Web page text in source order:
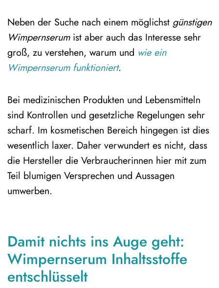
Neben der Suche nach einem möglichst günstigen
Wimpernserumist aber auch das Interesse sehr
groß, zu verstehen, warum und wie ein
Wimpernserum funktioniert.
Bei medizinischen Produkten und Lebensmitteln
sind Kontrollen und gesetzliche Regelungen sehr
scharf. Im kosmetischen Bereich hingegen ist dies
wesentlich laxer. Daher verwundert es nicht, dass
die Hersteller die Verbraucherinnen hier mit zum
Teil blumigen Versprechen und Aussagen
umwerben.
Damit nichts ins Auge geht:
Wimpernserum Inhaltsstoffe
entschlüsselt